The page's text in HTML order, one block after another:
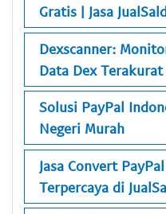
Gratis | Jasa
Dexscanner:
Data Dex Terakurat
Solusi PayPal
Negeri Murah
Jasa Convert
Terpercaya di